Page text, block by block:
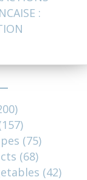
:
(75)
(68)
(42)